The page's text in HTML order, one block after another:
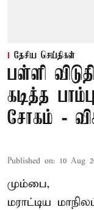
தேசிய செய்திகள்
பள்ளி
கடித்த
சோகம் -
Published on: 10 Aug
மும்பை,
மராட்டிய